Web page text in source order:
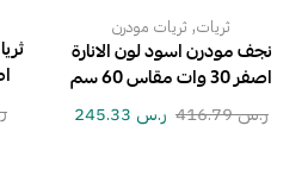
ثريات, ثريات مودرن
نجف مودرن اسود لون الانارة
اصفر 30 وات مقاس 60 سم
ر.س416.79 ر.س